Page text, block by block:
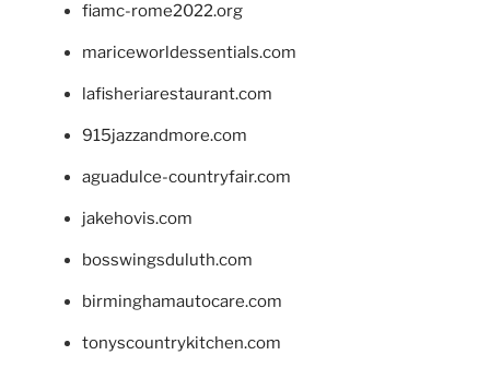
fiamc-rome2022.org
mariceworldessentials.com
lafisheriarestaurant.com
915jazzandmore.com
aguadulce-countryfair.com
jakehovis.com
bosswingsduluth.com
birminghamautocare.com
tonyscountrykitchen.com